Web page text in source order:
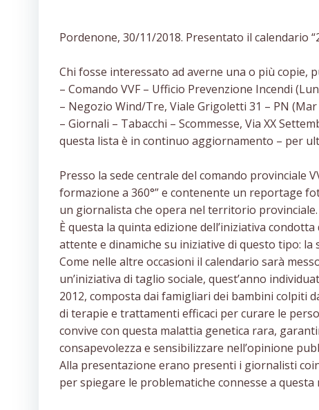
Pordenone, 30/11/2018. Presentato il calendario
Chi fosse interessato ad averne una o più copie,
– Comando VVF – Ufficio Prevenzione Incendi
– Negozio Wind/Tre, Viale Grigoletti 31 – PN (Mar
– Giornali – Tabacchi – Scommesse, Via XX
questa lista è in continuo aggiornamento – per
Presso la sede centrale del comando provinciale
formazione a 360°” e contenente un reportage
un giornalista che opera nel territorio provinciale.
È questa la quinta edizione dell’iniziativa
attente e dinamiche su iniziative di questo tipo: la
Come nelle altre occasioni il calendario sarà
un’iniziativa di taglio sociale, quest’anno
2012, composta dai famigliari dei bambini colpiti
di terapie e trattamenti efficaci per curare le
convive con questa malattia genetica rara,
consapevolezza e sensibilizzare nell’opinione
Alla presentazione erano presenti i giornalisti
per spiegare le problematiche connesse a questa